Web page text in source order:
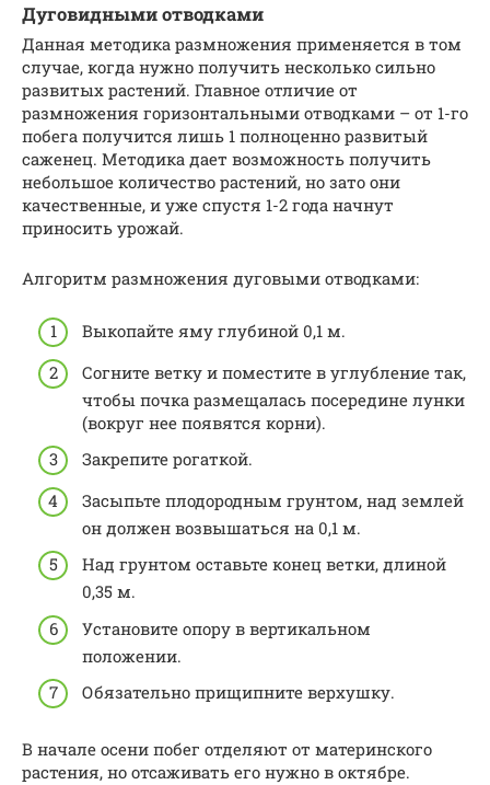
Дуговидными отводками
Данная методика размножения применяется в том
случае, когда нужно получить несколько сильно
развитых растений. Главное отличие от
размножения горизонтальными отводками – от 1-го
побега получится лишь 1 полноценно развитый
саженец. Методика дает возможность получить
небольшое количество растений, но зато они
качественные, и уже спустя 1-2 года начнут
приносить урожай.
Алгоритм размножения дуговыми отводками:
Выкопайте яму глубиной 0,1 м.
Согните ветку и поместите в углубление так,
чтобы почка размещалась посередине лунки
(вокруг нее появятся корни).
Закрепите рогаткой.
Засыпьте плодородным грунтом, над землей
он должен возвышаться на 0,1 м.
Над грунтом оставьте конец ветки, длиной
0,35 м.
Установите опору в вертикальном
положении.
Обязательно прищипните верхушку.
В начале осени побег отделяют от материнского
растения, но отсаживать его нужно в октябре.